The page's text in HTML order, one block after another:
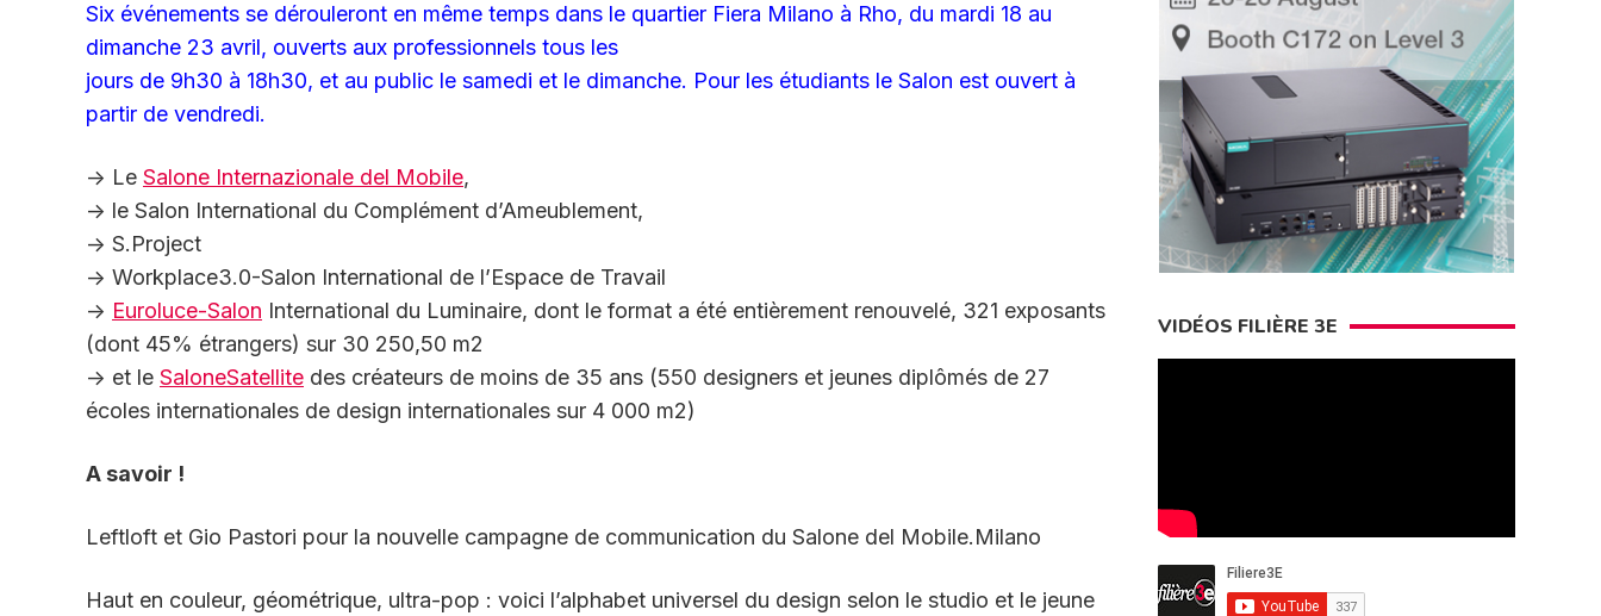
Six événements se dérouleront en même temps dans le quartier Fiera Milano à Rho, du mardi 18 au
dimanche 23 avril, ouverts aux professionnels tous les
jours de 9h30 à 18h30, et au public le samedi et le dimanche. Pour les étudiants le Salon est ouvert à
partir de vendredi.
-> Le Salone Internazionale del Mobile,
-> le Salon International du Complément d’Ameublement,
-> S.Project
-> Workplace3.0-Salon International de l’Espace de Travail
-> Euroluce-Salon International du Luminaire, dont le format a été entièrement renouvelé, 321 exposants
(dont 45% étrangers) sur 30 250,50 m2
-> et le SaloneSatellite des créateurs de moins de 35 ans (550 designers et jeunes diplômés de 27
écoles internationales de design internationales sur 4 000 m2)
A savoir !
Leftloft et Gio Pastori pour la nouvelle campagne de communication du Salone del Mobile.Milano
Haut en couleur, géométrique, ultra-pop : voici l’alphabet universel du design selon le studio et le jeune
VIDÉOS FILIÈRE 3E